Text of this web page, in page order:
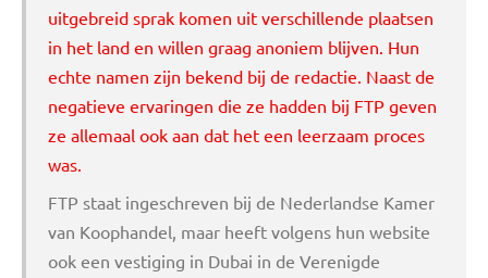
uitgebreid sprak komen uit verschillende plaatsen
in het land en willen graag anoniem blijven. Hun
echte namen zijn bekend bij de redactie. Naast de
negatieve ervaringen die ze hadden bij FTP geven
ze allemaal ook aan dat het een leerzaam proces
was.
FTP staat ingeschreven bij de Nederlandse Kamer
van Koophandel, maar heeft volgens hun website
ook een vestiging in Dubai in de Verenigde